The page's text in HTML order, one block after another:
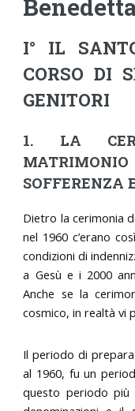
I° IL
CORSO DI
GENITORI
1. LA
SOFFERENZA
Dietro la cerimonia
nel 1960 c’erano
condizioni di
a Gesù e i 2000
Anche se la
cosmico, in realtà vi
Il periodo di
al 1960, fu un
questo periodo